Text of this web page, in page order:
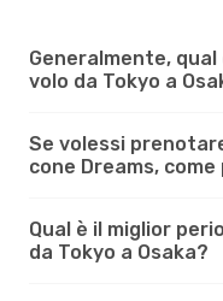
Generalmente,
volo da Tokyo a
Se volessi
cone Dreams,
Qual è il miglior
da Tokyo a Osaka?